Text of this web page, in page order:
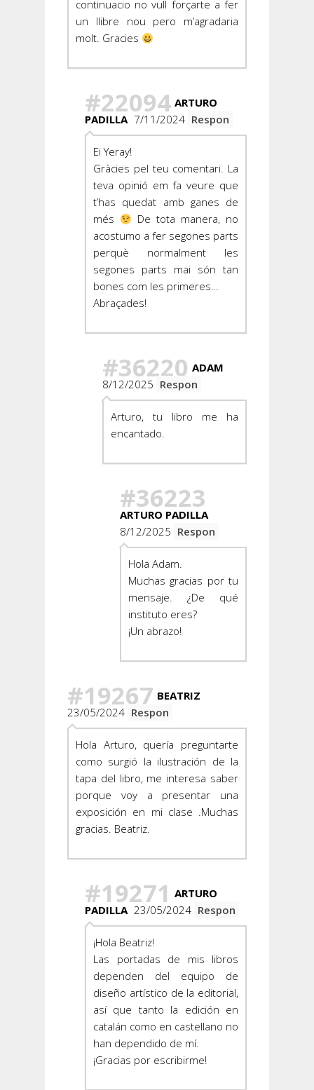
continuacio no vull forçarte a fer
un llibre nou pero m’agradaria
molt. Gracies
#22094 ARTURO
PADILLA 7/11/2024 Respon
Ei Yeray!
Gràcies pel teu comentari. La
teva opinió em fa veure que
t’has quedat amb ganes de
més
De tota manera, no
acostumo a fer segones parts
perquè normalment les
segones parts mai són tan
bones com les primeres…
Abraçades!
#36220 ADAM
8/12/2025 Respon
Arturo, tu libro me ha
encantado.
#36223
ARTURO PADILLA
8/12/2025 Respon
Hola Adam.
Muchas gracias por tu
mensaje. ¿De qué
instituto eres?
¡Un abrazo!
#19267 BEATRIZ
23/05/2024 Respon
Hola Arturo, quería preguntarte
como surgió la ilustración de la
tapa del libro, me interesa saber
porque voy a presentar una
exposición en mi clase .Muchas
gracias. Beatriz.
#19271 ARTURO
PADILLA 23/05/2024 Respon
¡Hola Beatriz!
Las portadas de mis libros
dependen del equipo de
diseño artístico de la editorial,
así que tanto la edición en
catalán como en castellano no
han dependido de mí.
¡Gracias por escribirme!